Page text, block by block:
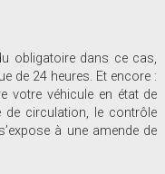
obligatoire dans ce cas,
de 24 heures. Et encore :
votre véhicule en état de
de circulation, le contrôle
à une amende de